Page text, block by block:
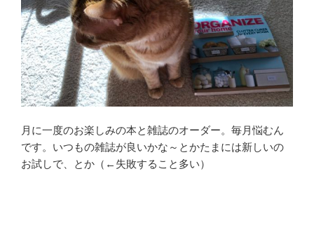
月に一度のお楽しみの本と雑誌のオーダー。毎月悩むん
です。いつもの雑誌が良いかな～とかたまには新しいの
お試しで、とか（←失敗すること多い）